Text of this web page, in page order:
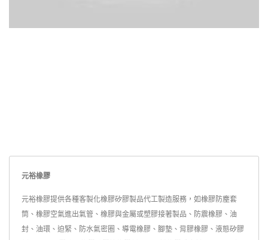
元裕橡膠
元裕橡膠提供各種客製化橡膠矽膠製品代工製造服務，如橡膠防塵套
筒、橡膠空氣進出氣管、橡膠與金屬或塑膠接著製品、防震橡膠、油
封、油環、迫緊、防水氣密圈、導電橡膠、腳墊、背膠橡膠、液態矽膠